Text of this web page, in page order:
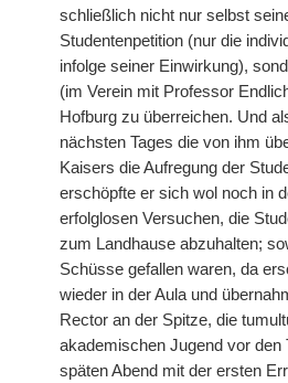
schließlich nicht nur selbst
Studentenpetition (nur die
infolge seiner Einwirkung),
(im Verein mit Professor
Hofburg zu überreichen. Und
nächsten Tages die von ihm
Kaisers die Aufregung der
erschöpfte er sich wol noch in
erfolglosen Versuchen, die
zum Landhause abzuhalten;
Schüsse gefallen waren, da
wieder in der Aula und
Rector an der Spitze, die
akademischen Jugend vor den
späten Abend mit der ersten